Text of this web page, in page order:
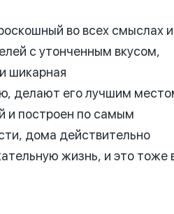
во всех смыслах и
с утонченным вкусом,
шикарная
делают его лучшим
и построен по самым
дома действительно
жизнь, и это тоже